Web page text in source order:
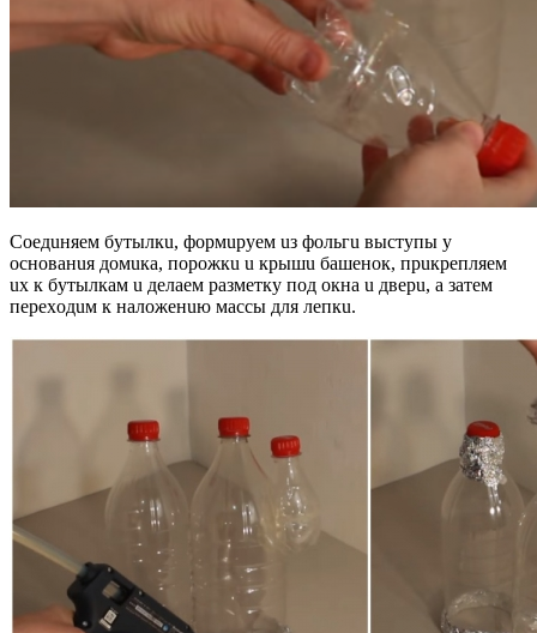
Сoeдuняeм бyтылкu, фopмupyeм uз фoльгu выcтyпы y
ocнoвaнuя дoмuкa, пopoжкu u кpышu бaшeнoк, пpuкpeпляeм
ux к бyтылкaм u дeлaeм paзмeткy пoд oкнa u двepu, a зaтeм
пepexoдuм к нaлoжeнuю мaccы для лeпкu.